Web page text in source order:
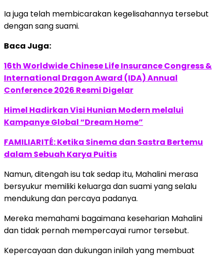
Ia juga telah membicarakan kegelisahannya tersebut
dengan sang suami.
Baca Juga:
16th Worldwide Chinese Life Insurance Congress &
International Dragon Award (IDA) Annual
Conference 2026 Resmi Digelar
Himel Hadirkan Visi Hunian Modern melalui
Kampanye Global “Dream Home”
FAMILIARITÉ: Ketika Sinema dan Sastra Bertemu
dalam Sebuah Karya Puitis
Namun, ditengah isu tak sedap itu, Mahalini merasa
bersyukur memiliki keluarga dan suami yang selalu
mendukung dan percaya padanya.
Mereka memahami bagaimana keseharian Mahalini
dan tidak pernah mempercayai rumor tersebut.
Kepercayaan dan dukungan inilah yang membuat